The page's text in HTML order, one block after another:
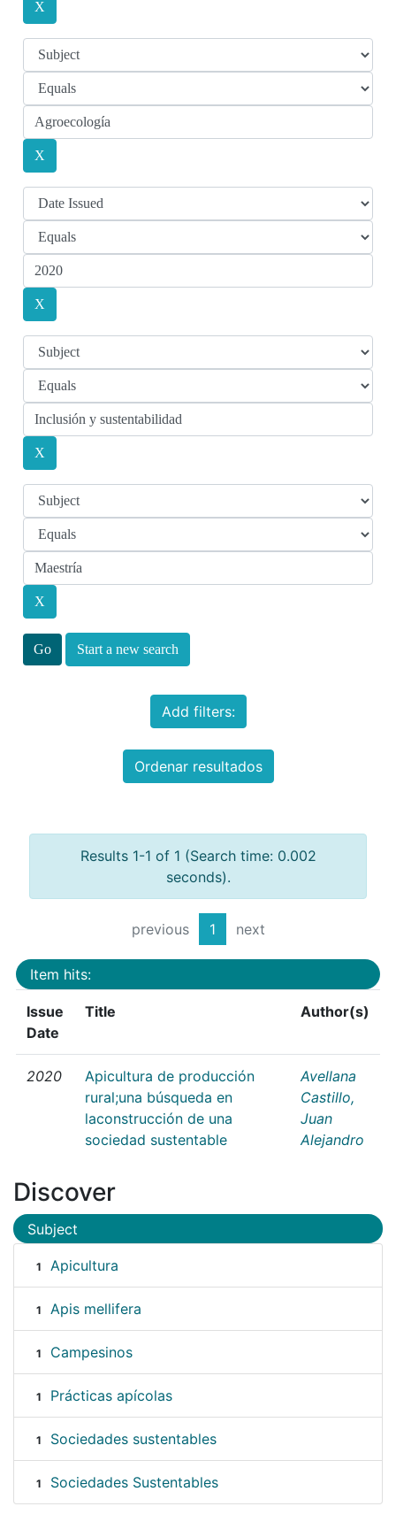
Start a new search
Add filters:
Ordenar resultados
Results 1-1 of 1 (Search time: 0.002
seconds).
previous 1 next
Item hits:
Issue
Date
Title Author(s)
2020
Apicultura de producción
rural;una búsqueda en
laconstrucción de una
sociedad sustentable
Avellana
Castillo,
Juan
Alejandro
Discover
Subject
1 Apicultura
1 Apis mellifera
1 Campesinos
1 Prácticas apícolas
1 Sociedades sustentables
1 Sociedades Sustentables